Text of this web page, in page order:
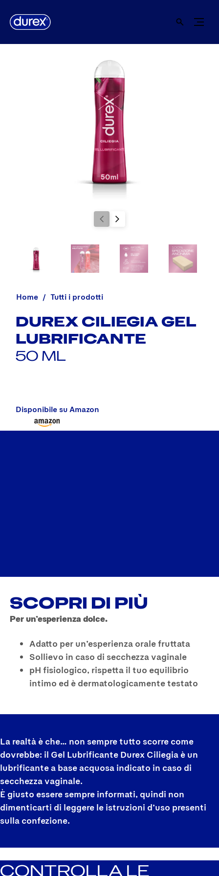
Home Tutti i prodotti
DUREX CILIEGIA GEL
LUBRIFICANTE
50 ML
Disponibile su Amazon
SCOPRI DI PIÙ
Per un’esperienza dolce.
Adatto per un’esperienza orale fruttata
Sollievo in caso di secchezza vaginale
pH fisiologico, rispetta il tuo equilibrio
intimo ed è dermatologicamente testato
La realtà è che… non sempre tutto scorre come
dovrebbe: il Gel Lubrificante Durex Ciliegia è un
lubrificante a base acquosa indicato in caso di
secchezza vaginale.
È giusto essere sempre informati, quindi non
dimenticarti di leggere le istruzioni d’uso presenti
sulla confezione.
CONTROLLA LE